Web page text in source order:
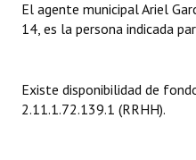
NORMATIVA
Declaraciones
El agente municipal Ariel
14, es la persona indicada
Existe disponibilidad de
2.11.1.72.139.1 (RRHH).